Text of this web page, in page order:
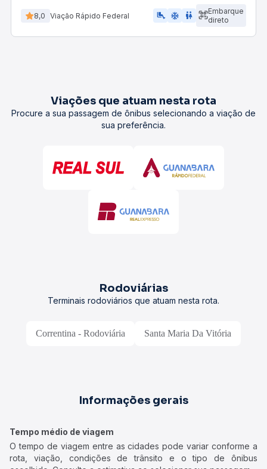
8,0 Viação Rápido Federal airline_seat_legroom_extra ac_unit wc
Embarque
direto
Viações que atuam nesta rota
Procure a sua passagem de ônibus selecionando a viação de
sua preferência.
Rodoviárias
Terminais rodoviários que atuam nesta rota.
Correntina - Rodoviária Santa Maria Da Vitória
Informações gerais
Tempo médio de viagem
O tempo de viagem entre as cidades pode variar conforme a
rota, viação, condições de trânsito e o tipo de ônibus